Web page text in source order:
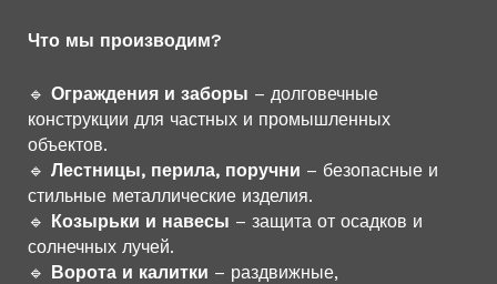
Что мы производим?
🔹 Ограждения и заборы – долговечные
конструкции для частных и промышленных
объектов.
🔹 Лестницы, перила, поручни – безопасные и
стильные металлические изделия.
🔹
Козырьки и навесы – защита от осадков и
солнечных лучей.
🔹
Ворота и калитки – раздвижные,